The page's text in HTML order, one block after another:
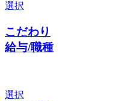
選択
こだわり
給与/職種
選択